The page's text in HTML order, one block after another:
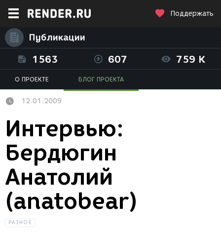
Поддержать
Публикации
1563 607 759 K
О ПРОЕКТЕ БЛОГ ПРОЕКТА
12.01.2009
Интервью:
Бердюгин
Анатолий
(anatobear)
РАЗНОЕ